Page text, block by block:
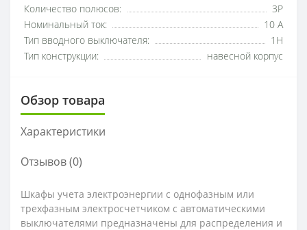
Количество полюсов:
3P
Номинальный ток:
10 А
Тип вводного выключателя:
1H
Тип конструкции:
навесной корпус
Обзор товара
Характеристики
Отзывов (0)
Шкафы учета электроэнергии с однофазным или
трехфазным электросчетчиком с автоматическими
выключателями предназначены для распределения и